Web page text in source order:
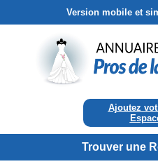
Version mobile et
Ajoutez
Trouver une